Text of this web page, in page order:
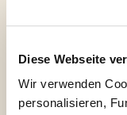
Diese Webseite
Wir verwenden
personalisieren,
Halal Italia